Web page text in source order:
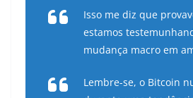
Isso me diz que
estamos
mudança macro em
Lembre-se, o Bitcoin